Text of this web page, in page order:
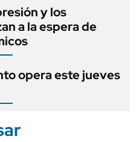
y los
a la espera de
opera este jueves